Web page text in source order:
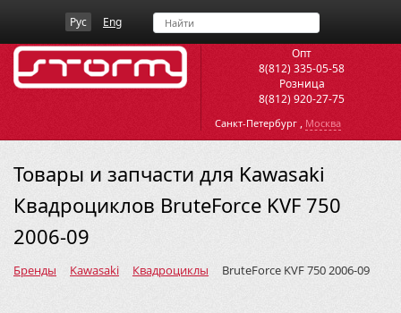
Рус Eng
Опт
8(812) 335-05-58
Розница
8(812) 920-27-75
Санкт-Петербург , Москва
Товары и запчасти для Kawasaki
Квадроциклов BruteForce KVF 750
2006-09
Бренды Kawasaki Квадроциклы BruteForce KVF 750 2006-09